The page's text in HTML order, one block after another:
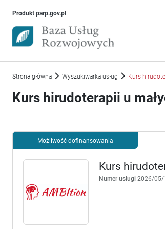
Produkt parp.gov.plUwaga, link otworzy się w nowym
Strona główna Wyszukiwarka usług Kurs
Kurs hirudoterapii u
Możliwość dofinansowania
Kurs
Numer usługi 2026/